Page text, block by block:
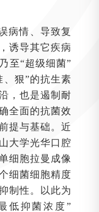
病情、导致复
诱导其它疾病
至“超级细菌”
、狠”的抗生素
，也是遏制耐
全面的抗菌效
提与基础。近
大学光华口腔
细胞拉曼成像
细菌细胞精度
制性。以此为
低抑菌浓度”